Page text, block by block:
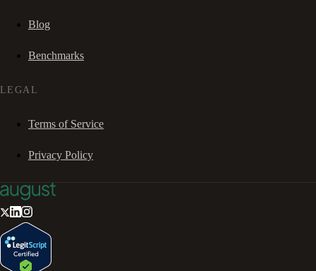
Blog
Benchmarks
LEGAL
Terms of Service
Privacy Policy